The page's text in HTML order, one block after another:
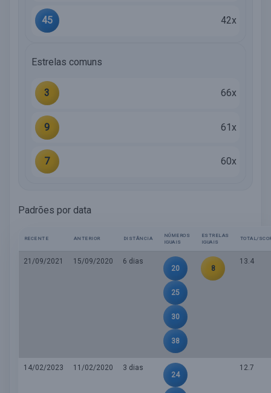
45 42x
Estrelas comuns
3 66x
9 61x
7 60x
Padrões por data
RECENTE ANTERIOR DISTÂNCIA
NÚMEROS
IGUAIS
ESTRELAS
IGUAIS
TOTAL/
21/09/2021 15/09/2020
6 dias
20
25
30
38
8
13.4
14/02/2023 11/02/2020
3 dias
24
12.7